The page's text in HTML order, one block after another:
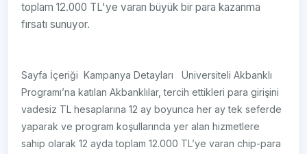
toplam 12.000 TL'ye varan büyük bir para kazanma
fırsatı sunuyor.
Sayfa İçeriği ​​​​​​​​​​​​​​​​​​​​​​​​​​ ​​​​​​​​​​​​​​​​​​​​​Kampanya Detayları ​ ​ ​Üniversiteli Akbanklı
Programı’na katılan Akbanklılar, tercih ettikleri para girişini
vadesiz TL hesaplarına 12 ay boyunca her ay tek seferde
yaparak ve program koşullarında yer alan hizmetlere
sahip olarak 12 ayda toplam 12.000 TL’ye varan chip-para